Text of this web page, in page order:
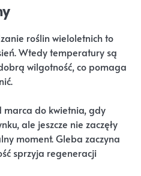
roślin wieloletnich to
Wtedy temperatury są
wilgotność, co pomaga
marca do kwietnia, gdy
ale jeszcze nie zaczęły
moment. Gleba zaczyna
sprzyja regeneracji